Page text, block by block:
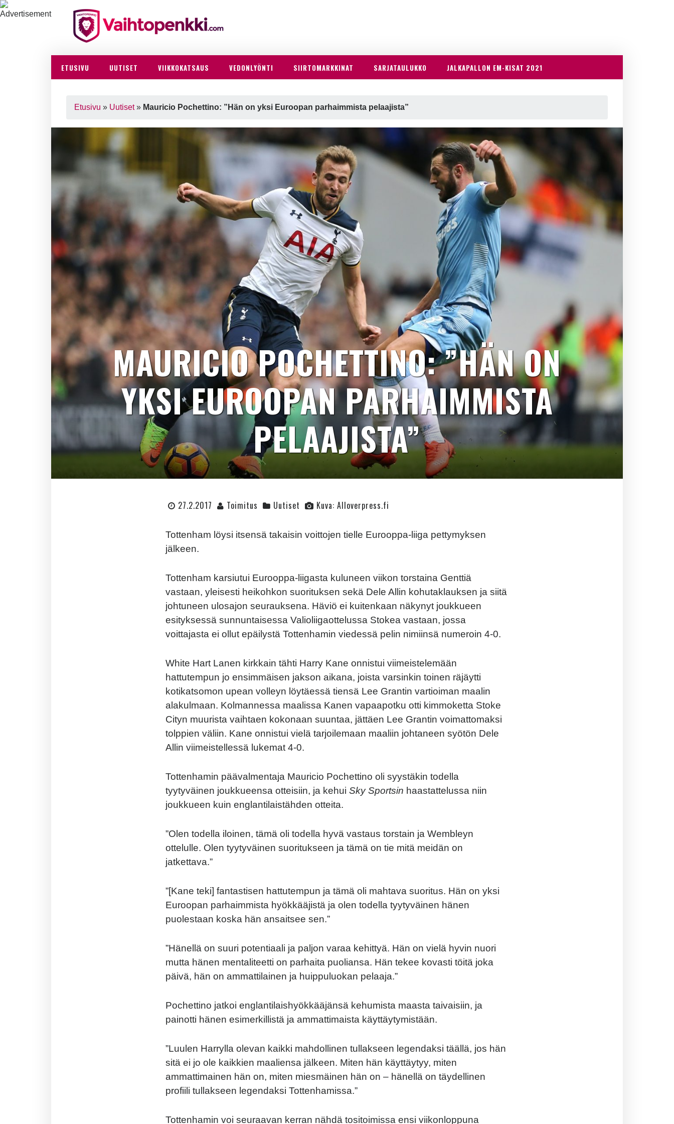
ETUSIVU UUTISET VIIKKOKATSAUS VEDONLYÖNTI SIIRTOMARKKINAT SARJATAULUKKO JALKAPALLON EM-KISAT 2021
Etusivu » Uutiset» Mauricio Pochettino: ”Hän on yksi Euroopan parhaimmista pelaajista”
MAURICIO POCHETTINO: ”HÄN ON
YKSI EUROOPAN PARHAIMMISTA
PELAAJISTA”
27.2.2017 Toimitus Uutiset Kuva: Alloverpress.fi
Tottenham löysi itsensä takaisin voittojen tielle Eurooppa-liiga pettymyksen
jälkeen.
Tottenham karsiutui Eurooppa-liigasta kuluneen viikon torstaina Genttiä
vastaan, yleisesti heikohkon suorituksen sekä Dele Allin kohutaklauksen ja siitä
johtuneen ulosajon seurauksena. Häviö ei kuitenkaan näkynyt joukkueen
esityksessä sunnuntaisessa Valioliigaottelussa Stokea vastaan, jossa
voittajasta ei ollut epäilystä Tottenhamin viedessä pelin nimiinsä numeroin 4-0.
White Hart Lanen kirkkain tähti Harry Kane onnistui viimeistelemään
hattutempun jo ensimmäisen jakson aikana, joista varsinkin toinen räjäytti
kotikatsomon upean volleyn löytäessä tiensä Lee Grantin vartioiman maalin
alakulmaan. Kolmannessa maalissa Kanen vapaapotku otti kimmoketta Stoke
Cityn muurista vaihtaen kokonaan suuntaa, jättäen Lee Grantin voimattomaksi
tolppien väliin. Kane onnistui vielä tarjoilemaan maaliin johtaneen syötön Dele
Allin viimeistellessä lukemat 4-0.
Tottenhamin päävalmentaja Mauricio Pochettino oli syystäkin todella
tyytyväinen joukkueensa otteisiin, ja kehui Sky Sportsin haastattelussa niin
joukkueen kuin englantilaistähden otteita.
”Olen todella iloinen, tämä oli todella hyvä vastaus torstain ja Wembleyn
ottelulle. Olen tyytyväinen suoritukseen ja tämä on tie mitä meidän on
jatkettava.”
”[Kane teki] fantastisen hattutempun ja tämä oli mahtava suoritus. Hän on yksi
Euroopan parhaimmista hyökkääjistä ja olen todella tyytyväinen hänen
puolestaan koska hän ansaitsee sen.”
”Hänellä on suuri potentiaali ja paljon varaa kehittyä. Hän on vielä hyvin nuori
mutta hänen mentaliteetti on parhaita puoliansa. Hän tekee kovasti töitä joka
päivä, hän on ammattilainen ja huippuluokan pelaaja.”
Pochettino jatkoi englantilaishyökkääjänsä kehumista maasta taivaisiin, ja
painotti hänen esimerkillistä ja ammattimaista käyttäytymistään.
”Luulen Harrylla olevan kaikki mahdollinen tullakseen legendaksi täällä, jos hän
sitä ei jo ole kaikkien maaliensa jälkeen. Miten hän käyttäytyy, miten
ammattimainen hän on, miten miesmäinen hän on – hänellä on täydellinen
profiili tullakseen legendaksi Tottenhamissa.”
Tottenhamin voi seuraavan kerran nähdä tositoimissa ensi viikonloppuna